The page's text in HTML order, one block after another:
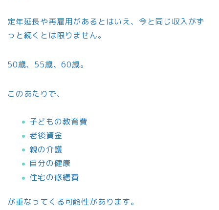
定年延長や再雇用があるとはいえ、今と同じ収入がず
っと続くとは限りません。
50歳、55歳、60歳。
このあたりで、
子どもの教育費
老後資金
親の介護
自分の健康
住宅の修繕費
が重なってくる可能性があります。